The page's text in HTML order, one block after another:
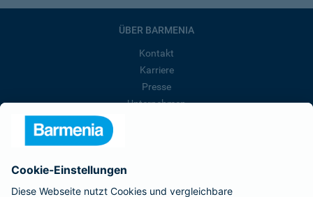
ÜBER BARMENIA
Kontakt
Karriere
Presse
Unternehmen
Affiliate-Partner werden